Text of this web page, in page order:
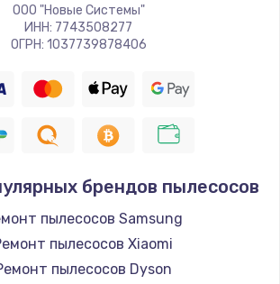
ООО "Новые Системы"
ИНН: 7743508277
ОГРН: 1037739878406
брендов пылесосов
пылесосов Samsung
пылесосов Xiaomi
пылесосов Dyson